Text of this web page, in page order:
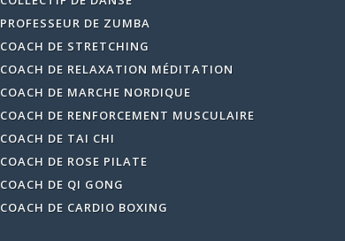
PROFESSEUR DE ZUMBA
COACH DE STRETCHING
COACH DE RELAXATION MÉDITATION
COACH DE MARCHE NORDIQUE
COACH DE RENFORCEMENT MUSCULAIRE
COACH DE TAI CHI
COACH DE ROSE PILATE
COACH DE QI GONG
COACH DE CARDIO BOXING